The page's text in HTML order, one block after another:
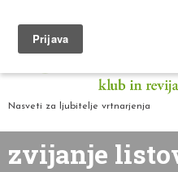
Nasveti za ljubitelje vrtnarjenja
zvijanje